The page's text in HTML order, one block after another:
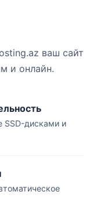
ваш сайт
и онлайн.
SSD-дисками и